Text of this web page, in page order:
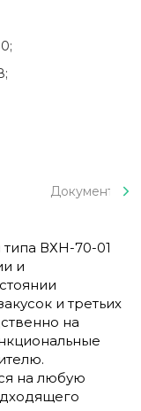
Документы
типа ВХН-70-01
и
и третьих
на
на любую